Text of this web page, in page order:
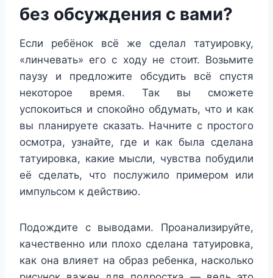
без обсуждения с вами?
Если ребёнок всё же сделал татуировку,
«линчевать» его с ходу не стоит. Возьмите
паузу и предложите обсудить всё спустя
некоторое время. Так вы сможете
успокоиться и спокойно обдумать, что и как
вы планируете сказать. Начните с простого
осмотра, узнайте, где и как была сделана
татуировка, какие мысли, чувства побудили
её сделать, что послужило примером или
импульсом к действию.
Подождите с выводами. Проанализируйте,
качественно или плохо сделана татуировка,
как она влияет на образ ребенка, насколько